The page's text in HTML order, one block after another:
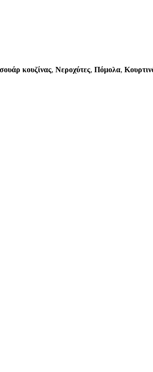
κουζίνας, Νεροχύτες, Πόμολα,